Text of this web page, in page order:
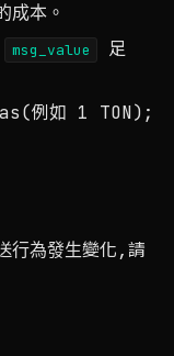
成本。
msg_value
足
例如 1 TON);
行為發生變化,請